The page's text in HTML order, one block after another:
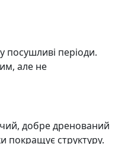
посушливі періоди.
але не
добре дренований
покращує структуру.